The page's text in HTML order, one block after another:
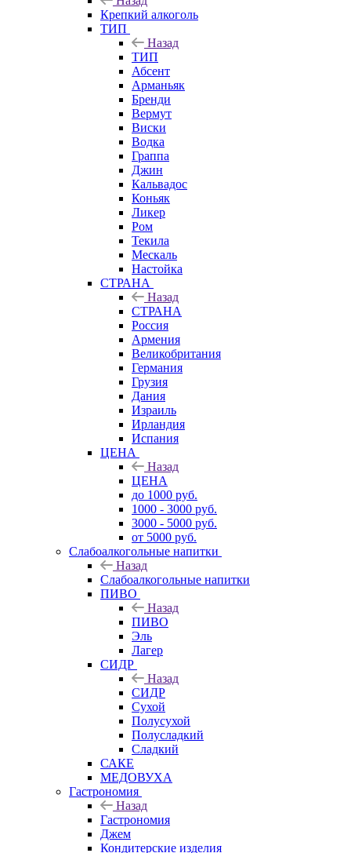
Крепкий алкоголь
ТИП
Назад
ТИП
Абсент
Арманьяк
Бренди
Вермут
Виски
Водка
Граппа
Джин
Кальвадос
Коньяк
Ликер
Ром
Текила
Мескаль
Настойка
СТРАНА
Назад
СТРАНА
Россия
Армения
Великобритания
Германия
Грузия
Дания
Израиль
Ирландия
Испания
ЦЕНА
Назад
ЦЕНА
до 1000 руб.
1000 - 3000 руб.
3000 - 5000 руб.
от 5000 руб.
Слабоалкогольные напитки
Назад
Слабоалкогольные напитки
ПИВО
Назад
ПИВО
Эль
Лагер
СИДР
Назад
СИДР
Сухой
Полусухой
Полусладкий
Сладкий
САКЕ
МЕДОВУХА
Гастрономия
Назад
Гастрономия
Джем
Кондитерские изделия